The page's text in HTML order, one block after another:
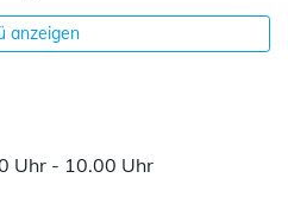
anzeigen
Uhr - 10.00 Uhr